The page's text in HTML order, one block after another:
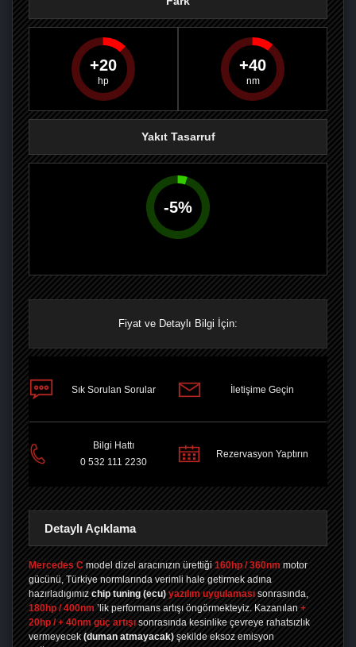
PAYLAŞPAYLAŞPLUS'TA
20 40
Yakıt Tasarruf
-5%
Fiyat ve Detaylı Bilgi İçin:
Sık Sorulan Sorular İletişime Geçin
Bilgi Hattı
0 532 111 2230
Rezervasyon Yaptırın
Detaylı Açıklama
Mercedes C model dizel aracınızın ürettiği 160hp / 360nm motor
gücünü, Türkiye normlarında verimli hale getirmek adına
hazırladıgımız chip tuning (ecu) yazılım uygulaması sonrasında,
180hp / 400nm ’lik performans artışı öngörmekteyiz. Kazanılan +
20hp / + 40nm güç artışı sonrasında kesinlike çevreye rahatsızlık
vermeyecek (duman atmayacak) şekilde eksoz emisyon